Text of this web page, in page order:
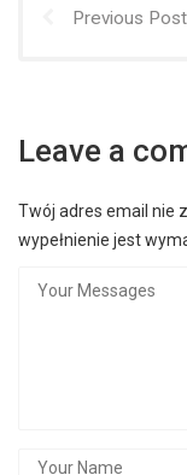
Previous Post
Leave a
Twój adres email nie
wypełnienie jest